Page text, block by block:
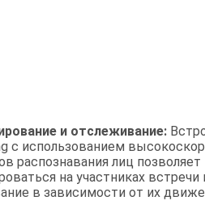
и отслеживание:
с использованием
распознавания лиц позволяет
на участниках встречи
в зависимости от их